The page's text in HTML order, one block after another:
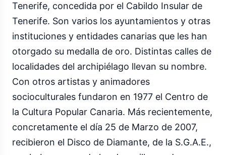
Tenerife, concedida por el Cabildo Insular de
Tenerife. Son varios los ayuntamientos y otras
instituciones y entidades canarias que les han
otorgado su medalla de oro. Distintas calles de
localidades del archipiélago llevan su nombre.
Con otros artistas y animadores
socioculturales fundaron en 1977 el Centro de
la Cultura Popular Canaria. Más recientemente,
concretamente el día 25 de Marzo de 2007,
recibieron el Disco de Diamante, de la S.G.A.E.,